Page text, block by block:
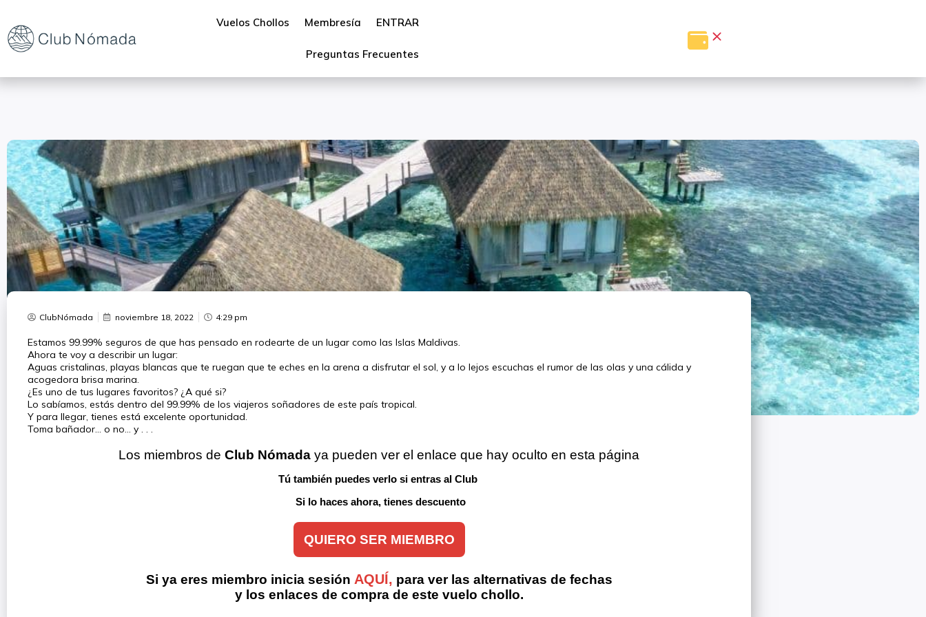
Vuelos Chollos Membresía ENTRAR
Preguntas Frecuentes
ClubNómada noviembre 18, 2022 4:29 pm
Estamos 99.99% seguros de que has pensado en rodearte de un lugar como las Islas Maldivas.
Ahora te voy a describir un lugar:
Aguas cristalinas, playas blancas que te ruegan que te eches en la arena a disfrutar el sol, y a lo lejos escuchas el rumor de las olas y una cálida y
acogedora brisa marina.
¿Es uno de tus lugares favoritos? ¿A qué si?
Lo sabíamos, estás dentro del 99.99% de los viajeros soñadores de este país tropical.
Y para llegar, tienes está excelente oportunidad.
Toma bañador… o no… y . . .
Los miembros de Club Nómada ya pueden ver el enlace que hay oculto en esta página
Tú también puedes verlo si entras al Club
Si lo haces ahora, tienes descuento
QUIERO SER MIEMBRO
Si ya eres miembro inicia sesión AQUÍ, para ver las alternativas de fechas
y los enlaces de compra de este vuelo chollo.